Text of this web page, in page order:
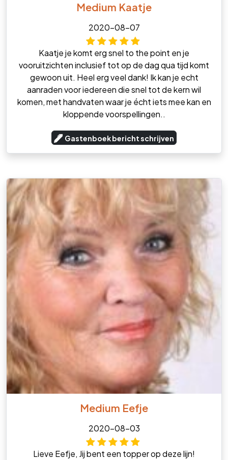
Medium Kaatje
2020-08-07
Kaatje je komt erg snel to the point en je
vooruitzichten inclusief tot op de dag qua tijd komt
gewoon uit. Heel erg veel dank! Ik kan je echt
aanraden voor iedereen die snel tot de kern wil
komen, met handvaten waar je écht iets mee kan en
kloppende voorspellingen..
Gastenboek bericht schrijven
Medium Eefje
2020-08-03
Lieve Eefje, Jij bent een topper op deze lijn!